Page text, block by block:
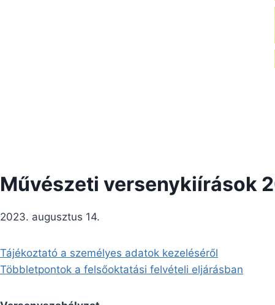
Művészeti versenykiírások
2023. augusztus 14.
Tájékoztató a személyes adatok kezeléséről
Többletpontok a felsőoktatási felvételi eljárásban